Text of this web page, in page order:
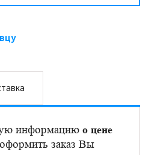
информацию о цене
заказ Вы